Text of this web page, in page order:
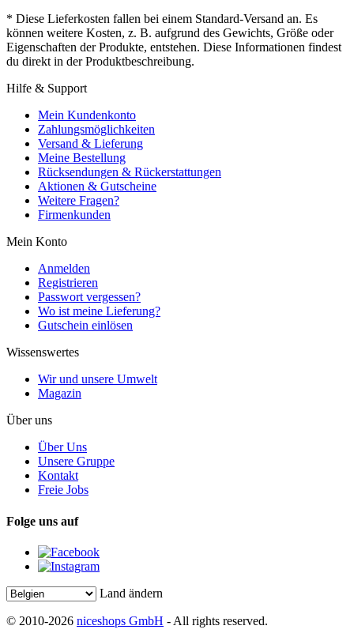
* Diese Lieferkosten fallen bei einem Standard-Versand an. Es
können weitere Kosten, z. B. aufgrund des Gewichts, Größe oder
Eigenschaften der Produkte, entstehen. Diese Informationen findest
du direkt in der Produktbeschreibung.
Hilfe & Support
Mein Kundenkonto
Zahlungsmöglichkeiten
Versand & Lieferung
Meine Bestellung
Rücksendungen & Rückerstattungen
Aktionen & Gutscheine
Weitere Fragen?
Firmenkunden
Mein Konto
Anmelden
Registrieren
Passwort vergessen?
Wo ist meine Lieferung?
Gutschein einlösen
Wissenswertes
Wir und unsere Umwelt
Magazin
Über uns
Über Uns
Unsere Gruppe
Kontakt
Freie Jobs
Folge uns auf
Land ändern
© 2010-2026 niceshops GmbH - All rights reserved.